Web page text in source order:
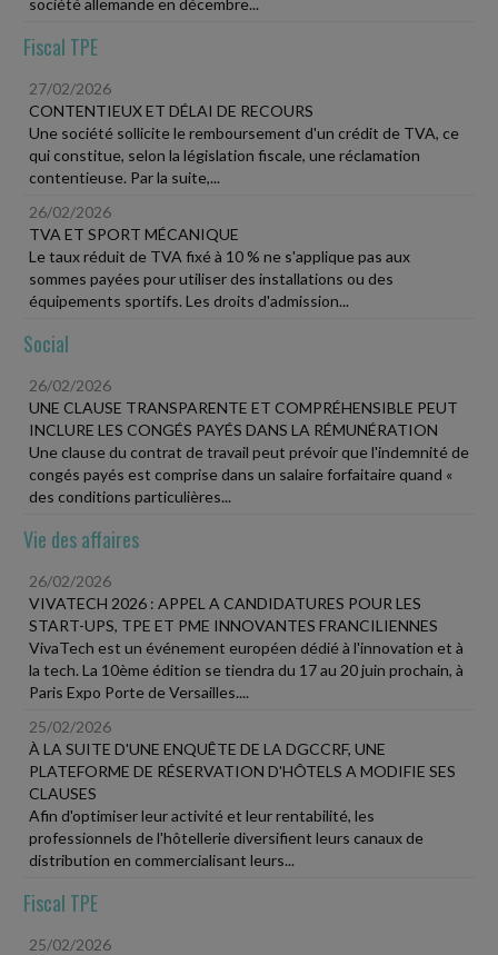
Fiscal TPE
27/02/2026
CONTENTIEUX ET DÉLAI DE RECOURS
Une société sollicite le remboursement d'un crédit de TVA, ce
qui constitue, selon la législation fiscale, une réclamation
contentieuse. Par la suite,...
26/02/2026
TVA ET SPORT MÉCANIQUE
Le taux réduit de TVA fixé à 10 % ne s'applique pas aux
sommes payées pour utiliser des installations ou des
équipements sportifs. Les droits d'admission...
Social
26/02/2026
UNE CLAUSE TRANSPARENTE ET COMPRÉHENSIBLE PEUT
INCLURE LES CONGÉS PAYÉS DANS LA RÉMUNÉRATION
Une clause du contrat de travail peut prévoir que l'indemnité de
congés payés est comprise dans un salaire forfaitaire quand «
des conditions particulières...
Vie des affaires
26/02/2026
VIVATECH 2026 : APPEL A CANDIDATURES POUR LES
START-UPS, TPE ET PME INNOVANTES FRANCILIENNES
VivaTech est un événement européen dédié à l'innovation et à
la tech. La 10ème édition se tiendra du 17 au 20 juin prochain, à
Paris Expo Porte de Versailles....
25/02/2026
À LA SUITE D'UNE ENQUÊTE DE LA DGCCRF, UNE
PLATEFORME DE RÉSERVATION D'HÔTELS A MODIFIE SES
CLAUSES
Afin d'optimiser leur activité et leur rentabilité, les
professionnels de l'hôtellerie diversifient leurs canaux de
distribution en commercialisant leurs...
Fiscal TPE
25/02/2026